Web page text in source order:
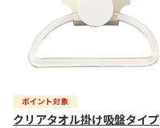
クリアタオル掛け吸盤タイプ